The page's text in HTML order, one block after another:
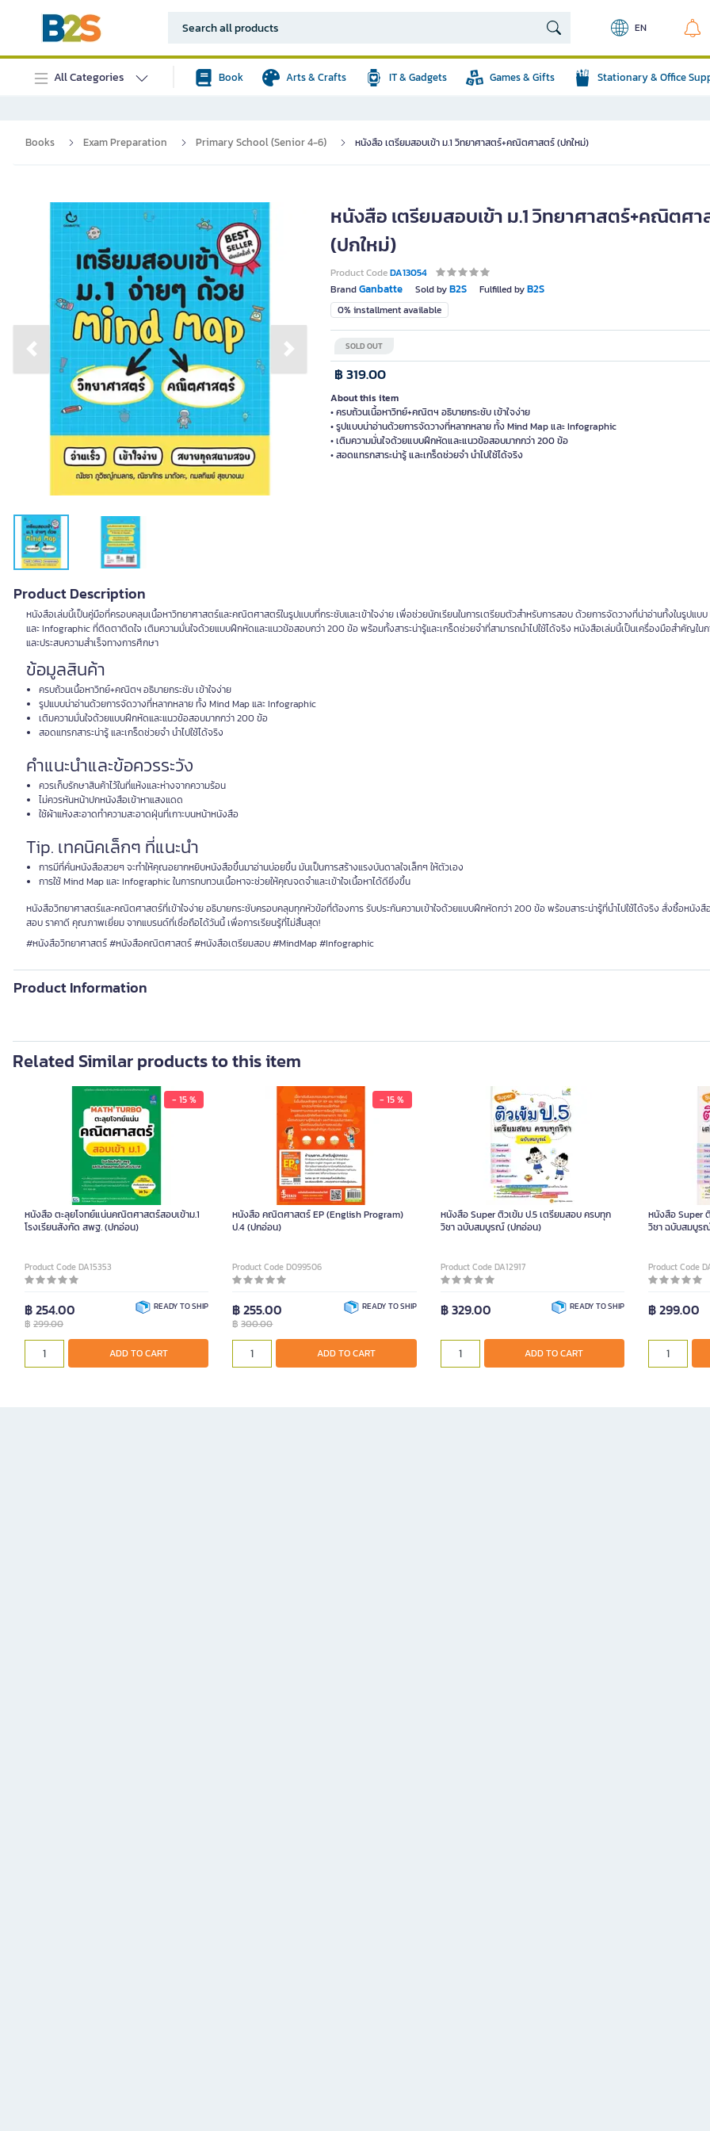
EN
All Categories Book Arts & Crafts IT & Gadgets Games & Gifts Stationary & Office
Books Exam Preparation Primary School (Senior 4-6) หนังสือ เตรียมสอบเข้า ม.1 วิทยาศาสตร์+คณิตศาสตร์ (ปกใหม่)
Previous slide Next slide
หนังสือ เตรียมสอบเข้า ม.1 วิทยาศาสตร์+คณิตศ
(ปกใหม่)
Product CodeDA13054
BrandGanbatte Sold byB2S Fulfilled byB2S
0% installment available
SOLD OUT
฿ 319.00
About this item
• ครบถ้วนเนื้อหาวิทย์+คณิตฯ อธิบายกระชับ เข้าใจง่าย
• รูปแบบน่าอ่านด้วยการจัดวางที่หลากหลาย ทั้ง Mind Map และ Infographic
• เติมความมั่นใจด้วยแบบฝึกหัดและแนวข้อสอบมากกว่า 200 ข้อ
Product Description
หนังสือเล่มนี้เป็นคู่มือที่ครอบคลุมเนื้อหาวิทยาศาสตร์และคณิตศาสตร์ในรูปแบบที่กระชับและเข้าใจง่าย เพื่อช่วยนักเรียนในการเตรียมตัวสำหรับการสอบ ด้วยการจัดวางที่น่าอ่านทั้งในรูปแบ
และ Infographic ที่ติดตาติดใจ เติมความมั่นใจด้วยแบบฝึกหัดและแนวข้อสอบกว่า 200 ข้อ พร้อมทั้งสาระน่ารู้และเกร็ดช่วยจำที่สามารถนำไปใช้ได้จริง หนังสือเล่มนี้เป็นเครื่องมือสำคัญในก
และประสบความสำเร็จทางการศึกษา
ข้อมูลสินค้า
ครบถ้วนเนื้อหาวิทย์+คณิตฯ อธิบายกระชับ เข้าใจง่าย
รูปแบบน่าอ่านด้วยการจัดวางที่หลากหลาย ทั้ง Mind Map และ Infographic
เติมความมั่นใจด้วยแบบฝึกหัดและแนวข้อสอบมากกว่า 200 ข้อ
สอดแทรกสาระน่ารู้ และเกร็ดช่วยจำ นำไปใช้ได้จริง
คำแนะนำและข้อควรระวัง
ควรเก็บรักษาสินค้าไว้ในที่แห้งและห่างจากความร้อน
ไม่ควรหันหน้าปกหนังสือเข้าหาแสงแดด
ใช้ผ้าแห้งสะอาดทำความสะอาดฝุ่นที่เกาะบนหน้าหนังสือ
Tip. เทคนิคเล็กๆ ที่แนะนำ
การมีที่คั่นหนังสือสวยๆ จะทำให้คุณอยากหยิบหนังสือขึ้นมาอ่านบ่อยขึ้น มันเป็นการสร้างแรงบันดาลใจเล็กๆ ให้ตัวเอง
การใช้ Mind Map และ Infographic ในการทบทวนเนื้อหาจะช่วยให้คุณจดจำและเข้าใจเนื้อหาได้ดียิ่งขึ้น
หนังสือวิทยาศาสตร์และคณิตศาสตร์ที่เข้าใจง่าย อธิบายกระชับครอบคลุมทุกหัวข้อที่ต้องการ รับประกันความเข้าใจด้วยแบบฝึกหัดกว่า 200 ข้อ พร้อมสาระน่ารู้ที่นำไปใช้ได้จริง สั่งซื้อหนังสื
สอบ ราคาดี คุณภาพเยี่ยม จากแบรนด์ที่เชื่อถือได้วันนี้ เพื่อการเรียนรู้ที่ไม่สิ้นสุด!
#หนังสือวิทยาศาสตร์ #หนังสือคณิตศาสตร์ #หนังสือเตรียมสอบ #MindMap #Infographic
Product Information
Related Similar products to this item
- 15 %
หนังสือ ตะลุยโจทย์แน่นคณิตศาสตร์สอบเข้าม.1
โรงเรียนสังกัด สพฐ. (ปกอ่อน)
Product Code DA15353
฿ 254.00
฿ 299.00
READY TO SHIP
ADD TO CART
- 15 %
หนังสือ คณิตศาสตร์ EP (English Program)
ป.4 (ปกอ่อน)
Product Code D099506
฿ 255.00
฿300.00
READY TO SHIP
ADD TO CART
หนังสือ Super ติวเข้ม ป.5 เตรียมสอบ ครบทุก
วิชา ฉบับสมบูรณ์ (ปกอ่อน)
Product Code DA12917
฿ 329.00 READY TO SHIP
ADD TO CART
หนังสือ Super
วิชา ฉบับสมบูร
Product Code
฿ 299.00